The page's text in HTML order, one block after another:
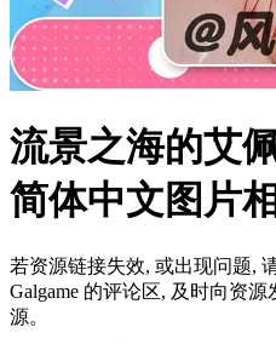
流景之海的艾
简体中文图片
若资源链接失效, 或出现问题,
Galgame 的评论区, 及时向资
源。